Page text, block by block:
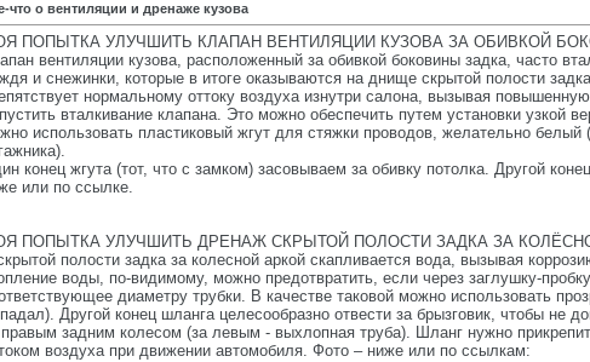
что о вентиляции и дренаже кузова
ПОПЫТКА УЛУЧШИТЬ КЛАПАН ВЕНТИЛЯЦИИ КУЗОВА ЗА ОБИВКОЙ
вентиляции кузова, расположенный за обивкой боковины задка, часто
и снежинки, которые в итоге оказываются на днище скрытой полости
нормальному оттоку воздуха изнутри салона, вызывая
вталкивание клапана. Это можно обеспечить путем установки узкой
использовать пластиковый жгут для стяжки проводов, желательно
конец жгута (тот, что с замком) засовываем за обивку потолка. Другой
или по ссылке.
ПОПЫТКА УЛУЧШИТЬ ДРЕНАЖ СКРЫТОЙ ПОЛОСТИ ЗАДКА ЗА
полости задка за колесной аркой скапливается вода, вызывая
воды, по-видимому, можно предотвратить, если через заглушку-
диаметру трубки. В качестве таковой можно использовать
Другой конец шланга целесообразно отвести за брызговик, чтобы не
задним колесом (за левым - выхлопная труба). Шланг нужно
воздуха при движении автомобиля. Фото – ниже или по ссылкам: